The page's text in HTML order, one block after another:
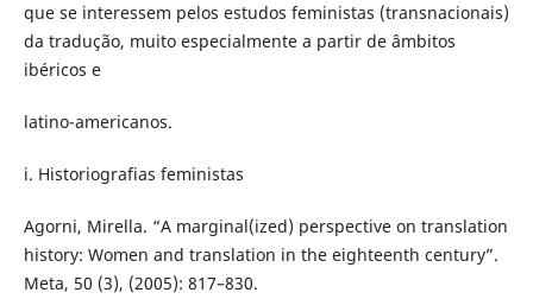
que se interessem pelos estudos feministas (transnacionais)
da tradução, muito especialmente a partir de âmbitos
ibéricos e
latino-americanos.
i. Historiografias feministas
Agorni, Mirella. “A marginal(ized) perspective on translation
history: Women and translation in the eighteenth century”.
Meta, 50 (3), (2005): 817–830.